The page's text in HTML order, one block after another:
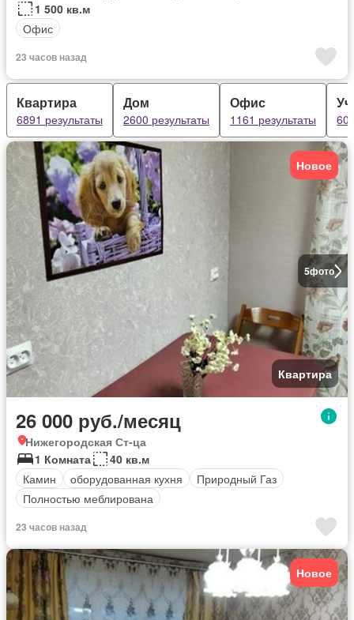
1 500 кв.м
Офис
23 часов назад
Квартира
6891 результаты
Дом
2600 результаты
Офис
1161 результаты
5фото
Новое
Квартира
26 000 руб./месяц
Нижегородская Ст-ца
1 Комната
40 кв.м
Камин
оборудованная кухня
Природный Газ
Полностью меблирована
23 часов назад
Новое